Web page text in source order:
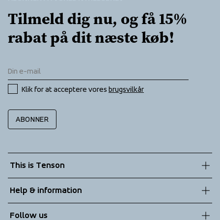
Tilmeld dig nu, og få 15%
rabat på dit næste køb!
Klik for at acceptere vores brugsvilkår
ABONNER
This is Tenson
Sustainability
Help & information
Follow us